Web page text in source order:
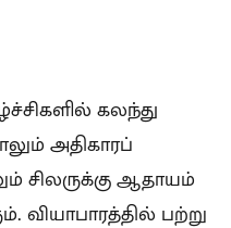
கலந்து
அதிகாரப்
சிலருக்கு ஆதாயம்
வியாபாரத்தில் பற்று